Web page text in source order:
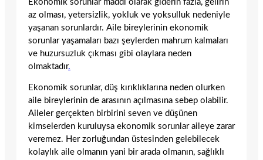
Ekonomik sorunlar maddi olarak giderin fazla, gelirin
az olması, yetersizlik, yokluk ve yoksulluk nedeniyle
yaşanan sorunlardır. Aile bireylerinin ekonomik
sorunlar yaşamaları bazı şeylerden mahrum kalmaları
ve huzursuzluk çıkması gibi olaylara neden
olmaktadır.
Ekonomik sorunlar, düş kırıklıklarına neden olurken
aile bireylerinin de arasının açılmasına sebep olabilir.
Aileler gerçekten birbirini seven ve düşünen
kimselerden kuruluysa ekonomik sorunlar aileye zarar
veremez. Her zorluğundan üstesinden gelebilecek
kolaylık aile olmanın yani bir arada olmanın, sağlıklı